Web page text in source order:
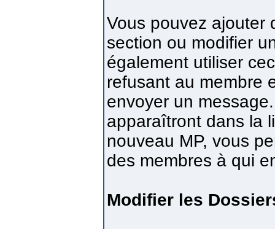
Vous pouvez ajouter
section ou modifier
également utiliser
refusant au membre
envoyer un
apparaîtront dans la
nouveau MP, vous
des membres à qui
Modifier les